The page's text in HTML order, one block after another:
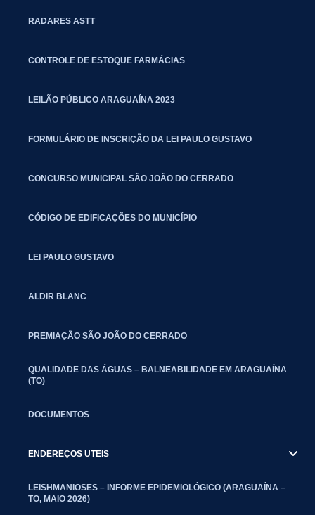
RADARES ASTT
CONTROLE DE ESTOQUE FARMÁCIAS
LEILÃO PÚBLICO ARAGUAÍNA 2023
FORMULÁRIO DE INSCRIÇÃO DA LEI PAULO GUSTAVO
CONCURSO MUNICIPAL SÃO JOÃO DO CERRADO
CÓDIGO DE EDIFICAÇÕES DO MUNICÍPIO
LEI PAULO GUSTAVO
ALDIR BLANC
PREMIAÇÃO SÃO JOÃO DO CERRADO
QUALIDADE DAS ÁGUAS – BALNEABILIDADE EM ARAGUAÍNA
(TO)
DOCUMENTOS
ENDEREÇOS UTEIS
LEISHMANIOSES – INFORME EPIDEMIOLÓGICO (ARAGUAÍNA –
TO, MAIO 2026)